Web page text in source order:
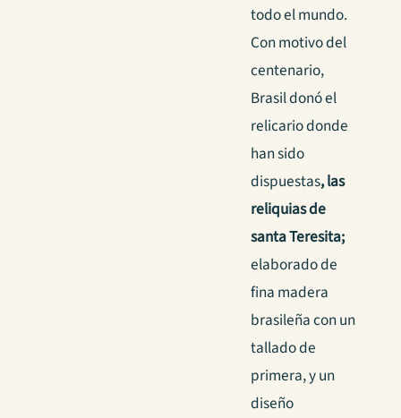
todo el mundo.
Con motivo del
centenario,
Brasil donó el
relicario donde
han sido
dispuestas, las
reliquias de
santa Teresita;
elaborado de
fina madera
brasileña con un
tallado de
primera, y un
diseño